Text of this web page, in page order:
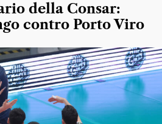
della Consar:
contro Porto Viro